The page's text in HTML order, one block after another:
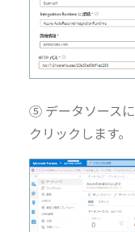
⑤ データソース
クリックします。